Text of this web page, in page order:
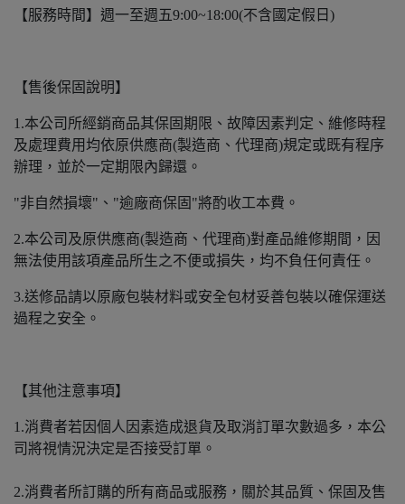
【服務時間】週一至週五9:00~18:00(不含國定假日)
【售後保固說明】
1.本公司所經銷商品其保固期限、故障因素判定、維修時程
及處理費用均依原供應商(製造商、代理商)規定或既有程序
辦理，並於一定期限內歸還。
"非自然損壞"、"逾廠商保固"將酌收工本費。
2.本公司及原供應商(製造商、代理商)對產品維修期間，因
無法使用該項產品所生之不便或損失，均不負任何責任。
3.送修品請以原廠包裝材料或安全包材妥善包裝以確保運送
過程之安全。
【其他注意事項】
1.消費者若因個人因素造成退貨及取消訂單次數過多，本公
司將視情況決定是否接受訂單。
2.消費者所訂購的所有商品或服務，關於其品質、保固及售